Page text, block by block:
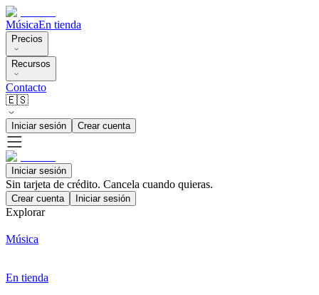
MúsicaEn tienda
Precios
Recursos
Contacto
🇪🇸
Iniciar sesión Crear cuenta
Iniciar sesión
Sin tarjeta de crédito. Cancela cuando quieras.
Crear cuenta Iniciar sesión
Explorar
Música
En tienda